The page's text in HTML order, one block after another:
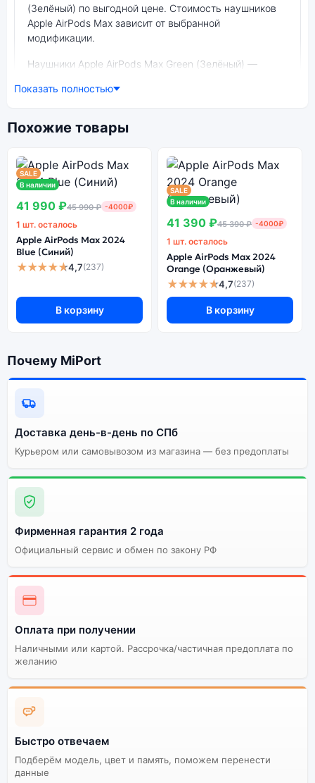
(Зелёный) по выгодной цене. Стоимость наушников
Apple AirPods Max зависит от выбранной
модификации.
наушники Apple AirPods Max Green (Зелёный) —
дизайна. Модель доступна в разных конфигурациях и
Ознакомиться с детальными характеристиками Apple
AirPods Max Green (Зелёный) можно ниже, в разделе
«Характеристики». Если выбранной конфигурации нет
в наличии — оформите заказ на сайте, и мы привезём
её в кратчайшие сроки. Доступна экспресс-доставка
Почему стоит купить наушники
Apple AirPods Max Green (Зелёный):
характеристики всех
наушников Apple
Высокое качество
AirPods Max Green
представленных на
Существует не оригинальная и оригинальная версия
наушников Apple AirPods Max Green (Зелёный). Мы
полностью адаптирована и поддерживает все
сервисы. Не оригинальная версия может стоить
дешевле, но корректная работа сервисов не
Показать полностью
Похожие товары
SALE
В наличии
41 990 ₽45 990 ₽ -4000₽
1 шт. осталось
Apple AirPods Max 2024
Blue (Синий)
★★★★★4,7(237)
В корзину
SALE
В наличии
41 390 ₽45 390 ₽ -4000₽
1 шт. осталось
Apple AirPods Max 2024
Orange (Оранжевый)
★★★★★4,7(237)
В корзину
Почему MiPort
Доставка день-в-день по СПб
Курьером или самовывозом из магазина — без предоплаты
Фирменная гарантия 2 года
Официальный сервис и обмен по закону РФ
Оплата при получении
Наличными или картой. Рассрочка/частичная предоплата по
желанию
Быстро отвечаем
Подберём модель, цвет и память, поможем перенести
данные